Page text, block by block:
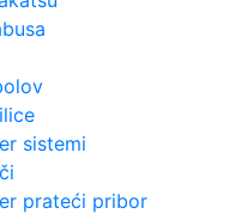
sistemi
prateći pribor